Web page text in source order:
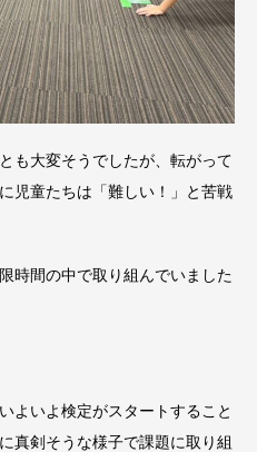
も大変そうでしたが、転がって
児童たちは「難しい！」と苦戦
時間の中で取り組んでいました
よいよ検定がスタートすること
真剣そうな様子で課題に取り組